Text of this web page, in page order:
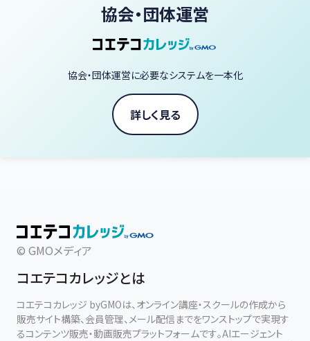
協会・団体運営
協会・団体運営に必要なシステムを一本化
詳しく見る
© GMOメディア
コエテコカレッジとは
コエテコカレッジ byGMOは、オンライン講座・スクールの作成から
販売サイト構築、会員管理、メール配信までをワンストップで実現す
るコンテンツ販売・動画販売プラットフォームです。AIエージェント